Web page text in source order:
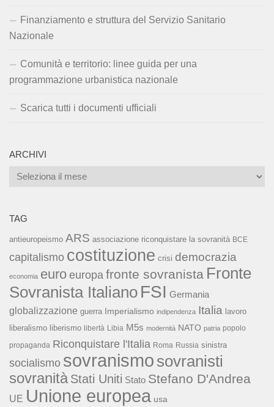
Finanziamento e struttura del Servizio Sanitario
Nazionale
Comunità e territorio: linee guida per una
programmazione urbanistica nazionale
Scarica tutti i documenti ufficiali
ARCHIVI
Archivi
TAG
antieuropeismo ARS associazione riconquistare la sovranità BCE
capitalismo costituzione crisi democrazia
economia euro europa fronte sovranista Fronte
Sovranista Italiano FSI Germania
globalizzazione guerra Imperialismo indipendenza Italia lavoro
liberalismo liberismo libertà Libia M5s modernità NATO patria popolo
propaganda Riconquistare l'Italia Roma Russia sinistra
socialismo sovranismo sovranisti
sovranità Stati Uniti Stato Stefano D'Andrea
UE Unione europea usa